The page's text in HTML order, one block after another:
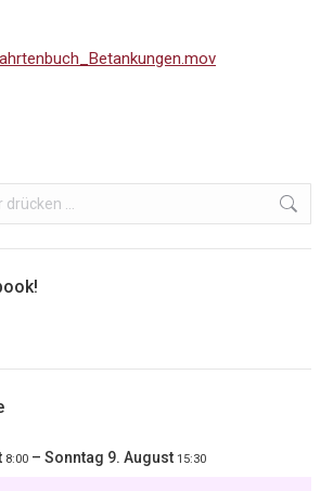
8:00 – Sonntag 9. August 15:30